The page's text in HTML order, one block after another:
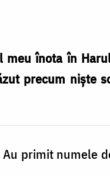
înota în
precum niște
primit numele